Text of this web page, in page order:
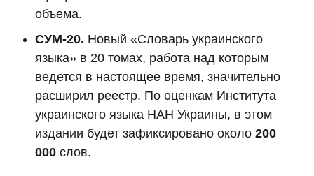
объема.
СУМ-20. Новый «Словарь украинского
языка» в 20 томах, работа над которым
ведется в настоящее время, значительно
расширил реестр. По оценкам Института
украинского языка НАН Украины, в этом
издании будет зафиксировано около 200
000 слов.